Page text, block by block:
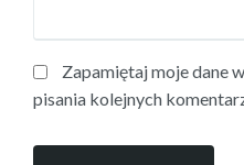
Zapamiętaj moje dane
pisania kolejnych